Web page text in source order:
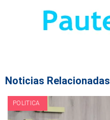
Noticias Relacionadas
POLITICA